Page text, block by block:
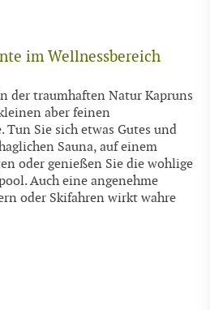
im Wellnessbereich
der traumhaften Natur Kapruns
aber feinen
Tun Sie sich etwas Gutes und
Sauna, auf einem
oder genießen Sie die wohlige
Auch eine angenehme
oder Skifahren wirkt wahre